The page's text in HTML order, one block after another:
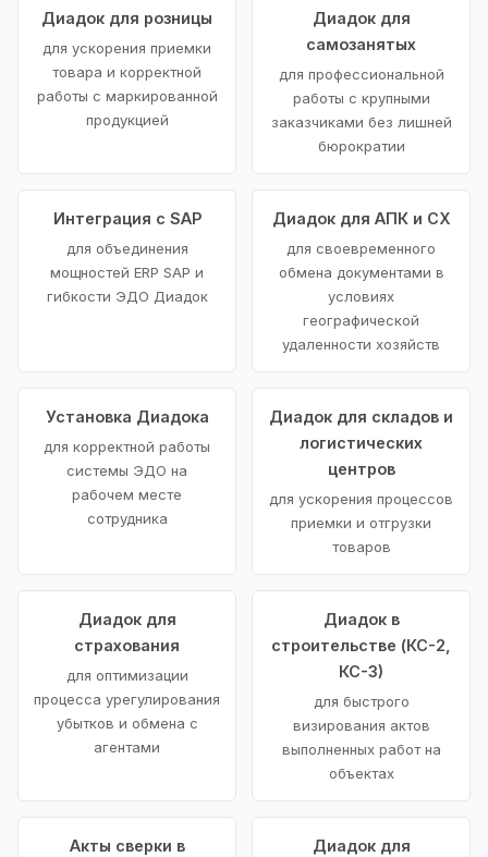
Диадок для розницы
для ускорения приемки
товара и корректной
работы с маркированной
продукцией
Диадок для
самозанятых
для профессиональной
работы с крупными
заказчиками без лишней
бюрократии
Интеграция с SAP
для объединения
мощностей ERP SAP и
гибкости ЭДО Диадок
Диадок для АПК и СХ
для своевременного
обмена документами в
условиях
географической
удаленности хозяйств
Установка Диадока
для корректной работы
системы ЭДО на
рабочем месте
сотрудника
Диадок для складов и
логистических
центров
для ускорения процессов
приемки и отгрузки
товаров
Диадок для
страхования
для оптимизации
процесса урегулирования
убытков и обмена с
агентами
Диадок в
строительстве (КС-2,
КС-3)
для быстрого
визирования актов
выполненных работ на
объектах
Акты сверки в
Диадок для